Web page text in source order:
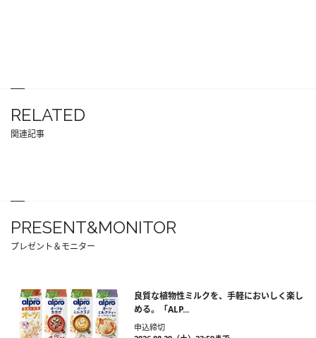
RELATED
関連記事
PRESENT&MONITOR
プレゼント＆モニター
良質な植物性ミルクを、手軽においしく楽し
める。「ALP...
申込締切